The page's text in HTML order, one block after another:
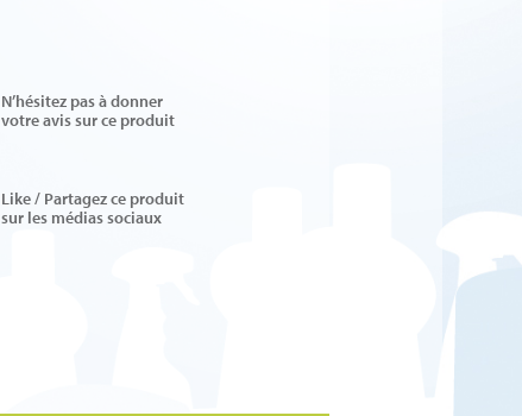
N’hésitez pas à donner
votre avis sur ce produit
Like / Partagez ce produit
sur les médias sociaux